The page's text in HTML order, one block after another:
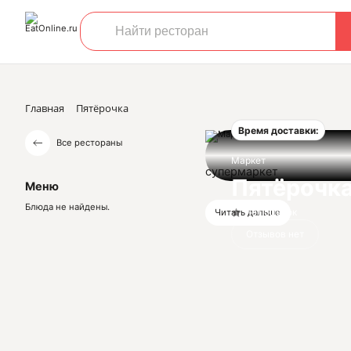
Главная Пятёрочка
Все рестораны
Меню
Блюда не найдены.
Время доставки:
Маркет
Нет оценок
супермаркет
Читать дальше